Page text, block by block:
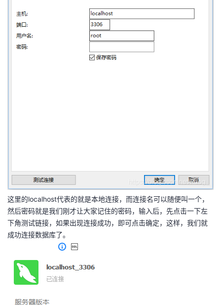
这里的localhost代表的就是本地连接，而连接名可以随便叫一个，
然后密码就是我们刚才让大家记住的密码，输入后，先点击一下左
下角测试链接，如果出现连接成功，即可点击确定，这样，我们就
成功连接数据库了。